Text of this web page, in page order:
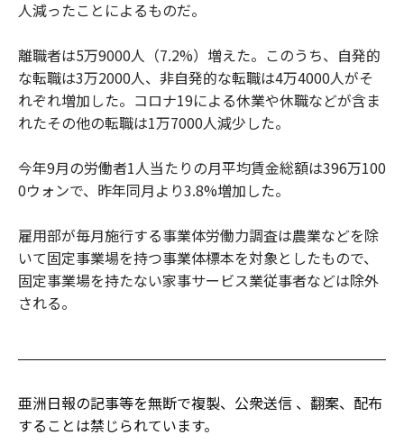
人減ったことによるものだ。
離職者は5万9000人（7.2%）増えた。このうち、自発的
な転職は3万2000人、非自発的な転職は4万4000人がそ
れぞれ増加した。コロナ19による休業や休職などが含ま
れたその他の転職は1万7000人減少した。
今年9月の労働者1人当たりの月平均賃金総額は396万100
0ウォンで、昨年同月より3.8%増加した。
雇用部が毎月施行する事業体労働力調査は農業などを除
いて固定事業場を持つ事業体標本を対象としたもので、
固定事業場を持たない家事サービス業従事者などは除外
される。
亜洲日報の記事等を無断で複製、公衆送信 、翻案、配布
することは禁じられています。